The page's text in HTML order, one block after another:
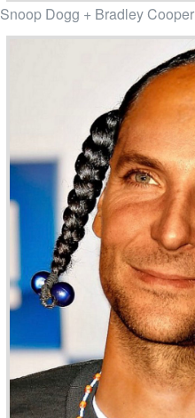
Snoop Dogg + Bradley Cooper